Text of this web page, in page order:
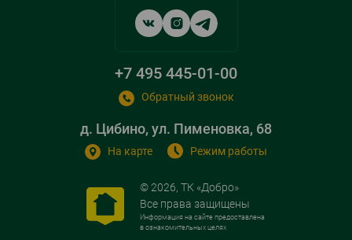
© 2026, ТК «Добро»
Все права защищены
Информация на сайте предоставлена
в ознакомительных целях
д. Цибино, ул. Пименовка, 68
На карте Режим работы
+7 495 445-01-00
Обратный звонок